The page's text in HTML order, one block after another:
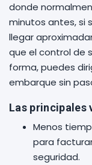
donde
minutos antes, si
llegar
que el control de
forma, puedes
embarque sin
Las principales
Menos
para
seguridad.